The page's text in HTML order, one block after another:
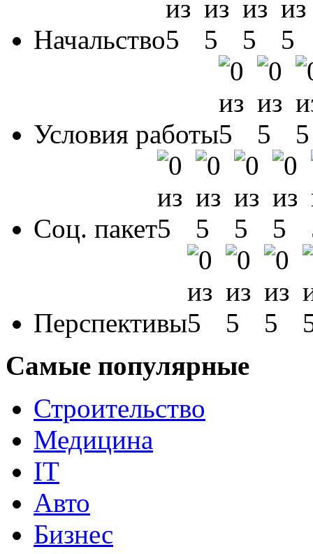
Начальство
Условия работы
Соц. пакет
Перспективы
Самые популярные
Строительство
Медицина
IT
Авто
Бизнес